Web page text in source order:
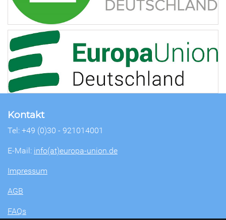
Kontakt
Tel: +49 (0)30 - 921014001
E-Mail: info(at)europa-union.de
Impressum
AGB
FAQs